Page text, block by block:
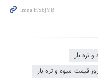
تره بار
قیمت میوه و تره بار